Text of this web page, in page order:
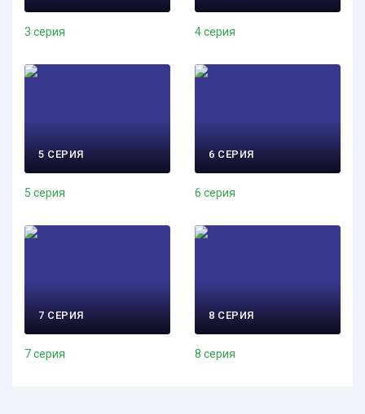
3 серия 4 серия
5 СЕРИЯ
5 серия
6 СЕРИЯ
6 серия
7 СЕРИЯ
7 серия
8 СЕРИЯ
8 серия